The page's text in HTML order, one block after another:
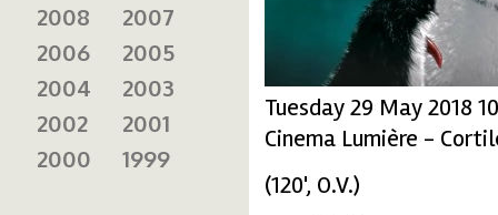
Tuesday 29 May 2018
Cinema Lumière -
(120', O.V.)
2008
2007
2006
2005
2004
2003
2002
2001
2000
1999